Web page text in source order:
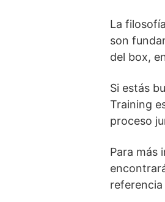
La
son
del box,
Si estás
Training
proceso
Para más